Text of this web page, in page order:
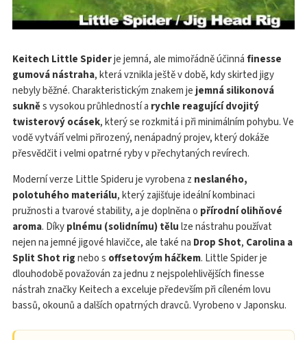
Keitech Little Spiderje jemná, ale mimořádně účinná finesse
gumová nástraha, která vznikla ještě v době, kdy skirted jigy
nebyly běžné. Charakteristickým znakem je jemná silikonová
sukněs vysokou průhledností a rychle reagující dvojitý
twisterový ocásek, který se rozkmitá i při minimálním pohybu. Ve
vodě vytváří velmi přirozený, nenápadný projev, který dokáže
přesvědčit i velmi opatrné ryby v přechytaných revírech.
Moderní verze Little Spideru je vyrobena z neslaného,
polotuhého materiálu, který zajišťuje ideální kombinaci
pružnosti a tvarové stability, a je doplněna o přírodní olihňové
aroma. Díkyplnému (solidnímu) tělulze nástrahu používat
nejen na jemné jigové hlavičce, ale také na Drop Shot, Carolina a
Split Shot rignebo s offsetovým háčkem. Little Spider je
dlouhodobě považován za jednu z nejspolehlivějších finesse
nástrah značky Keitech a exceluje především při cíleném lovu
bassů, okounů a dalších opatrných dravců. Vyrobeno v Japonsku.